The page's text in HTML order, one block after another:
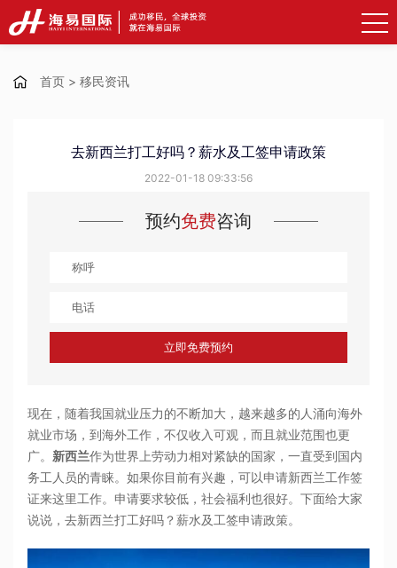
首页 > 移民资讯
去新西兰打工好吗？薪水及工签申请政策
2022-01-18 09:33:56
预约免费咨询
立即免费预约
现在，随着我国就业压力的不断加大，越来越多的人涌向海外
就业市场，到海外工作，不仅收入可观，而且就业范围也更
广。 新西兰作为世界上劳动力相对紧缺的国家，一直受到国内
务工人员的青睐。如果你目前有兴趣，可以申请新西兰工作签
证来这里工作。申请要求较低，社会福利也很好。下面给大家
说说，去新西兰打工好吗？薪水及工签申请政策。